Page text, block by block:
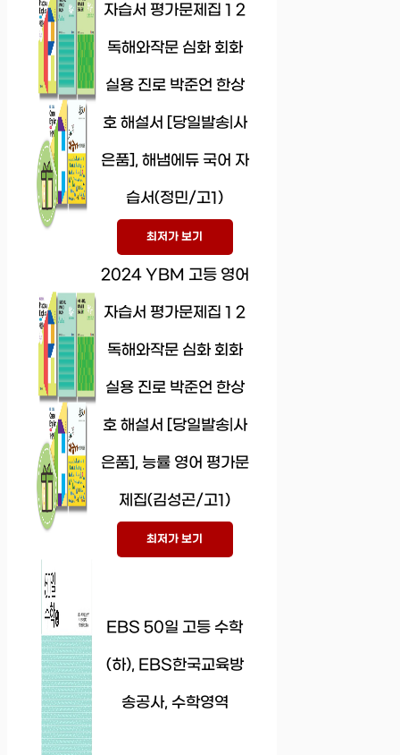
자습서 평가문제집 1 2
독해와작문 심화 회화
실용 진로 박준언 한상
호 해설서 [당일발송|사
은품], 해냄에듀 국어 자
습서(정민/고1)
최저가 보기
2024 YBM 고등 영어
자습서 평가문제집 1 2
독해와작문 심화 회화
실용 진로 박준언 한상
호 해설서 [당일발송|사
은품], 능률 영어 평가문
제집(김성곤/고1)
최저가 보기
EBS 50일 고등 수학
(하), EBS한국교육방
송공사, 수학영역